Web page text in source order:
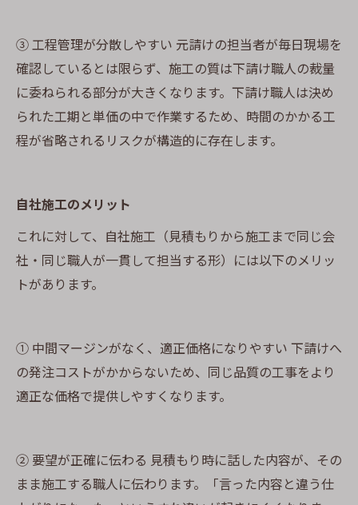
③ 工程管理が分散しやすい 元請けの担当者が毎日現場を
確認しているとは限らず、施工の質は下請け職人の裁量
に委ねられる部分が大きくなります。下請け職人は決め
られた工期と単価の中で作業するため、時間のかかる工
程が省略されるリスクが構造的に存在します。
自社施工のメリット
これに対して、自社施工（見積もりから施工まで同じ会
社・同じ職人が一貫して担当する形）には以下のメリッ
トがあります。
① 中間マージンがなく、適正価格になりやすい 下請けへ
の発注コストがかからないため、同じ品質の工事をより
適正な価格で提供しやすくなります。
② 要望が正確に伝わる 見積もり時に話した内容が、その
まま施工する職人に伝わります。「言った内容と違う仕